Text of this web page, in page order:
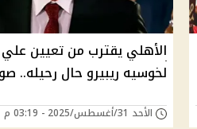
الأهلي يقترب من تعيين
لخوسيه ريبيرو حال رحيله..
الأحد 31/أغسطس/2025 - 03:19 م